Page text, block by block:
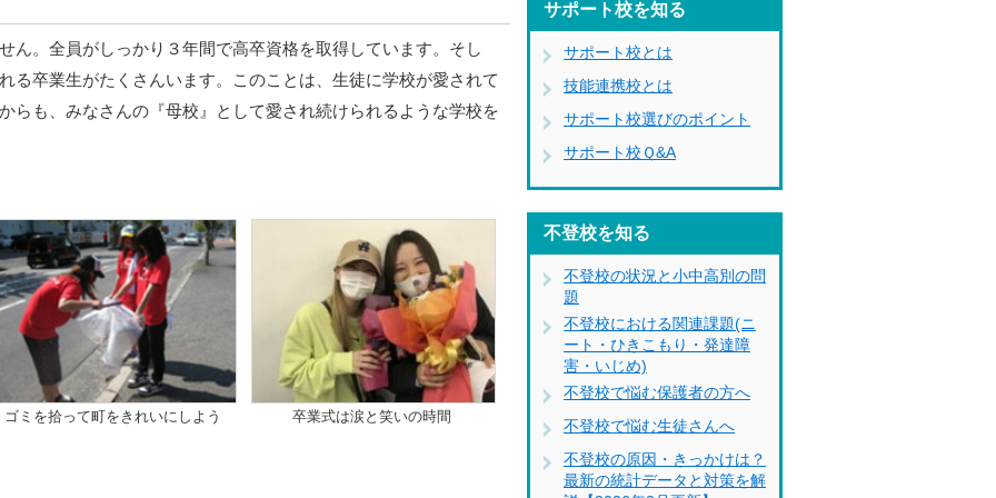
ん。全員がしっかり３年間で高卒資格を取得しています。そし
る卒業生がたくさんいます。このことは、生徒に学校が愛されて
らも、みなさんの『母校』として愛され続けられるような学校を
ゴミを拾って町をきれいにしよう 卒業式は涙と笑いの時間
サポート校を知る
サポート校とは
技能連携校とは
サポート校選びのポイント
サポート校Ｑ&A
不登校を知る
不登校の状況と小中高別の問
題
不登校における関連課題(ニ
ート・ひきこもり・発達障
害・いじめ)
不登校で悩む保護者の方へ
不登校で悩む生徒さんへ
不登校の原因・きっかけは？
最新の統計データと対策を解